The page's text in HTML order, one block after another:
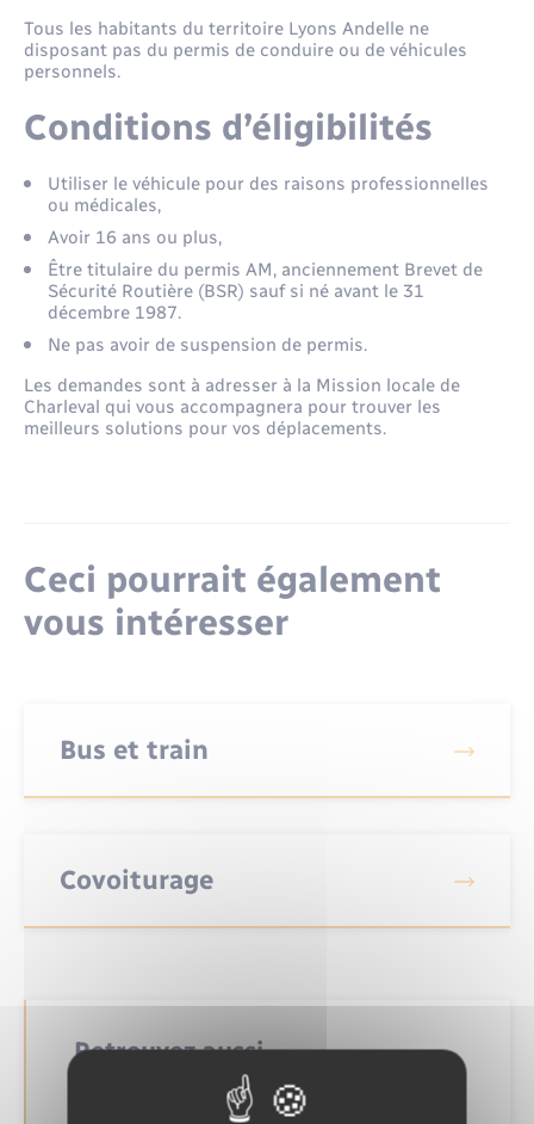
Déplacements & transports
Location de scooter
Pass ton permis
Transport solidaire
Eau - Assainissement
Emploi
Enfants – Jeunes
Radio Fréquence Andelle
Séjours
Entreprises
Loisirs
Rénovation de l’habitat
Transport solidaire
Urbanisme
Nous connaître
Présentation du territoire
Publications
Inscription newsletter culture
Prévention des inondations
Numérique
Petites Villes de Demain
Plan Local d’Urbanisme intercommunal
Prévention - Sécurité
Santé - Social
Tourisme
Tous les habitants du territoire Lyons Andelle ne
disposant pas du permis de conduire ou de véhicules
personnels.
Conditions d’éligibilités
Utiliser le véhicule pour des raisons professionnelles
ou médicales,
Avoir 16 ans ou plus,
Être titulaire du permis AM, anciennement Brevet de
Sécurité Routière (BSR) sauf si né avant le 31
décembre 1987.
Ne pas avoir de suspension de permis.
Les demandes sont à adresser à la Mission locale de
Charleval qui vous accompagnera pour trouver les
meilleurs solutions pour vos déplacements.
Ceci pourrait également
vous intéresser
Bus et train
Covoiturage
Leaflet|©OpenStreetMapcontributors
Retrouvez aussi